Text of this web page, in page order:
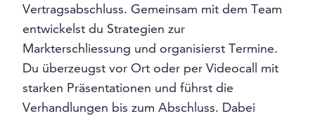
Vertragsabschluss. Gemeinsam mit dem Team
entwickelst du Strategien zur
Markterschliessung und organisierst Termine.
Du überzeugst vor Ort oder per Videocall mit
starken Präsentationen und führst die
Verhandlungen bis zum Abschluss. Dabei